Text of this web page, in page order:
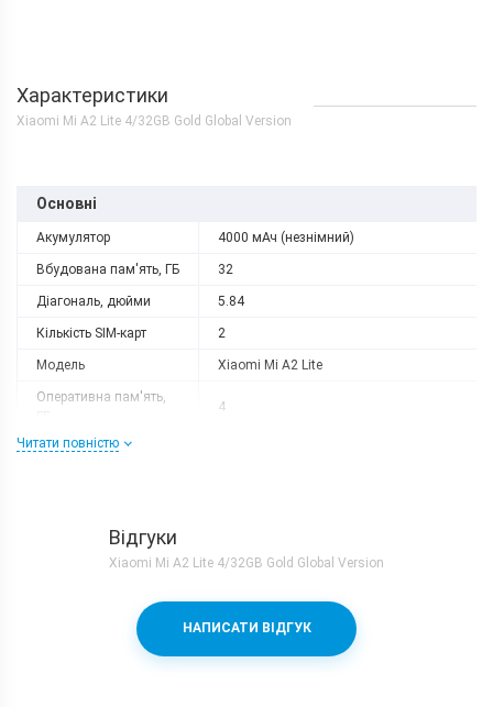
Характеристики
Xiaomi Mi A2 Lite 4/32GB Gold Global Version
Основні
Акумулятор 4000 мАч (незнімний)
Вбудована пам'ять, ГБ 32
Діагональ, дюйми 5.84
Кількість SIM-карт 2
Модель Xiaomi Mi A2 Lite
Оперативна пам'ять,
4
Роздільна здатність
Процесор
Qualcomm Snapdragon 625 + Adreno
506
Читати повністю
Відгуки
Xiaomi Mi A2 Lite 4/32GB Gold Global Version
НАПИСАТИ ВІДГУК